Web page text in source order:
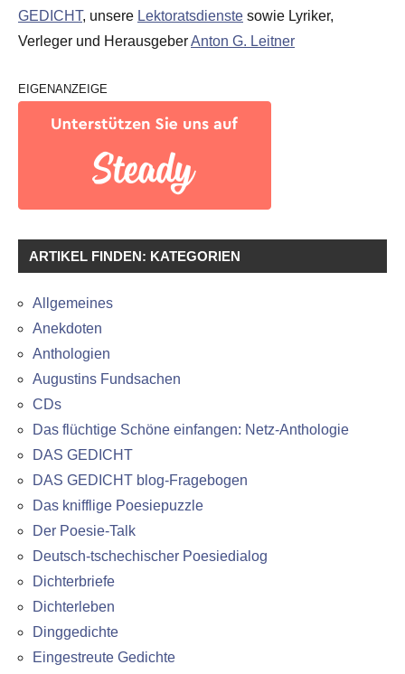
GEDICHT, unsere Lektoratsdienste sowie Lyriker,
Verleger und HerausgeberAnton G. Leitner
EIGENANZEIGE
ARTIKEL FINDEN: KATEGORIEN
Allgemeines
Anekdoten
Anthologien
Augustins Fundsachen
CDs
Das flüchtige Schöne einfangen: Netz-Anthologie
DAS GEDICHT
DAS GEDICHT blog-Fragebogen
Das knifflige Poesiepuzzle
Der Poesie-Talk
Deutsch-tschechischer Poesiedialog
Dichterbriefe
Dichterleben
Dinggedichte
Eingestreute Gedichte